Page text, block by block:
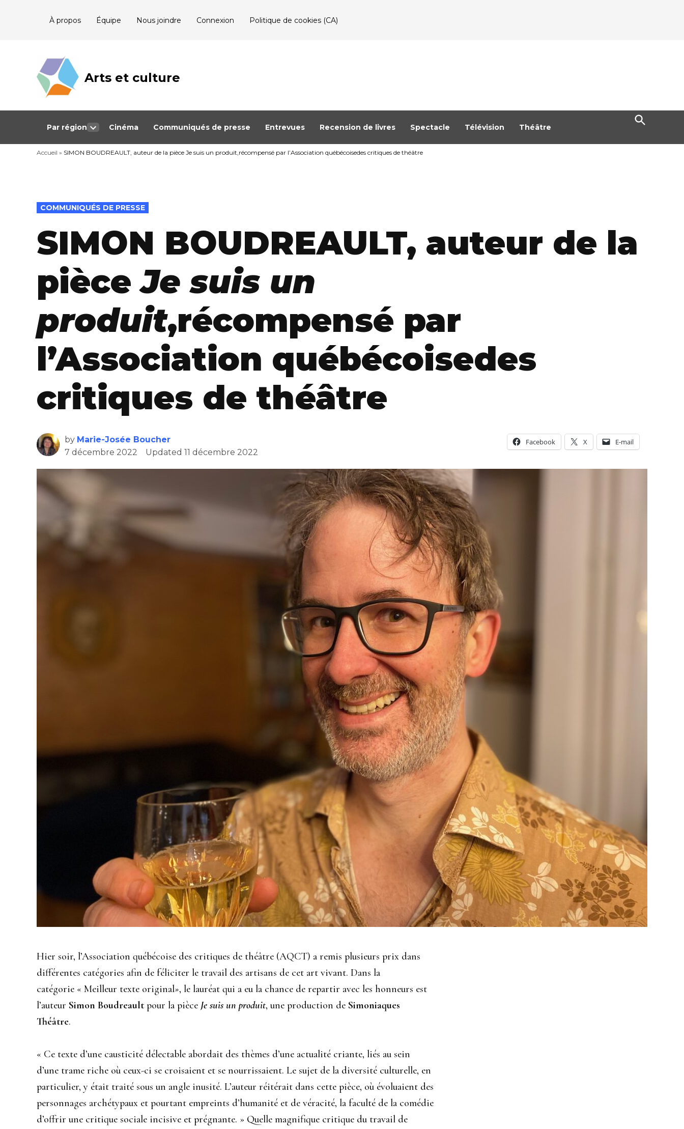
À propos Équipe Nous joindre Connexion Politique de cookies (CA)
Arts et culture
Journalisme
Québec
Par région
dropdown
menu
Cinéma Communiqués de presse Entrevues Recension de livres Spectacle Télévision Théâtre
Open
Search
Accueil » SIMON BOUDREAULT, auteur de la pièce Je suis un produit,récompensé par l’Association québécoisedes critiques de théâtre
POSTED
IN
COMMUNIQUÉS DE PRESSE
SIMON BOUDREAULT, auteur de la
pièceJe suis un
produit,récompensé par
l’Association québécoisedes
critiques de théâtre
by Marie-Josée Boucher
7 décembre 2022
Updated 11 décembre 2022
Facebook X E-mail
Hier soir, l’Association québécoise des critiques de théâtre (AQCT) a remis plusieurs prix dans
différentes catégories afin de féliciter le travail des artisans de cet art vivant. Dans la
catégorie « Meilleur texte original», le lauréat qui a eu la chance de repartir avec les honneurs est
l’auteur Simon Boudreault pour la pièce Je suis un produit, une production de Simoniaques
Théâtre.
« Ce texte d’une causticité délectable abordait des thèmes d’une actualité criante, liés au sein
d’une trame riche où ceux-ci se croisaient et se nourrissaient. Le sujet de la diversité culturelle, en
particulier, y était traité sous un angle inusité. L’auteur réitérait dans cette pièce, où évoluaient des
personnages archétypaux et pourtant empreints d’humanité et de véracité, la faculté de la comédie
d’offrir une critique sociale incisive et prégnante. » Quelle magnifique critique du travail de